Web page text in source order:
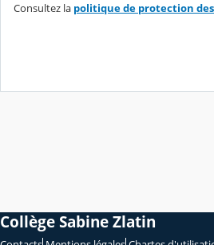
Consultez la politique de protection
Collège Sabine Zlatin